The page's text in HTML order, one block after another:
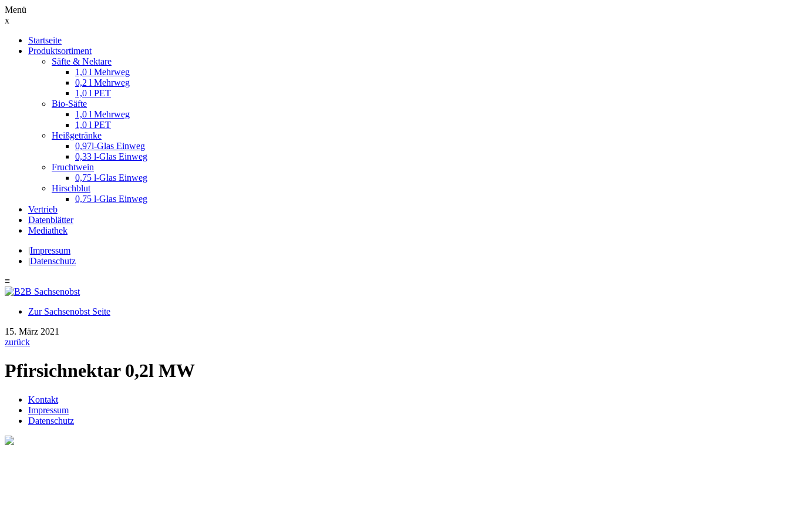
Menü
x
nach:
Startseite
Produktsortiment
Säfte & Nektare
1,0 l Mehrweg
0,2 l Mehrweg
1,0 l PET
Bio-Säfte
1,0 l Mehrweg
1,0 l PET
Heißgetränke
0,97l-Glas Einweg
0,33 l-Glas Einweg
Fruchtwein
0,75 l-Glas Einweg
Hirschblut
0,75 l-Glas Einweg
Vertrieb
Datenblätter
Mediathek
|Impressum
|Datenschutz
≡
Zur Sachsenobst Seite
Suche
nach:
15. März 2021
zurück
Pfirsichnektar 0,2l MW
Kontakt
Impressum
Datenschutz